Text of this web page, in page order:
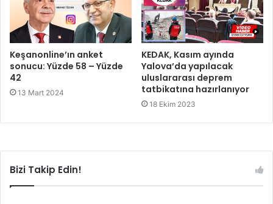
Keşanonline’ın anket
sonucu: Yüzde 58 – Yüzde
42
13 Mart 2024
KEDAK, Kasım ayında
Yalova’da yapılacak
uluslararası deprem
tatbikatına hazırlanıyor
18 Ekim 2023
Bizi Takip Edin!